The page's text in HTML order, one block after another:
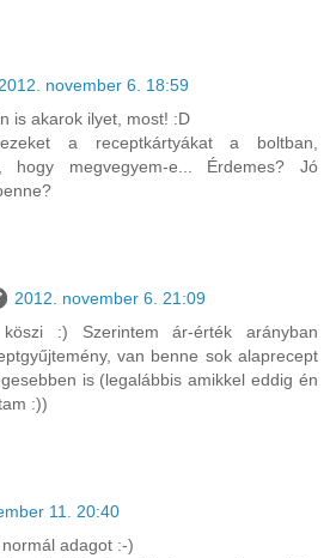
november 6. 18:59
is akarok ilyet, most! :D
a receptkártyákat a boltban,
hogy megvegyem-e... Érdemes? Jó
2012. november 6. 21:09
:) Szerintem ár-érték arányban
van benne sok alaprecept
is (legalábbis amikkel eddig én
:))
11. 20:40
adagot :-)